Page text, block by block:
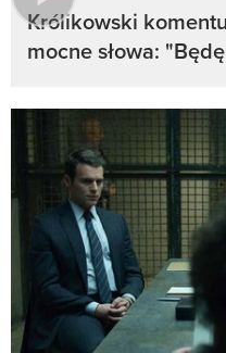
Królikowski
mocne słowa: